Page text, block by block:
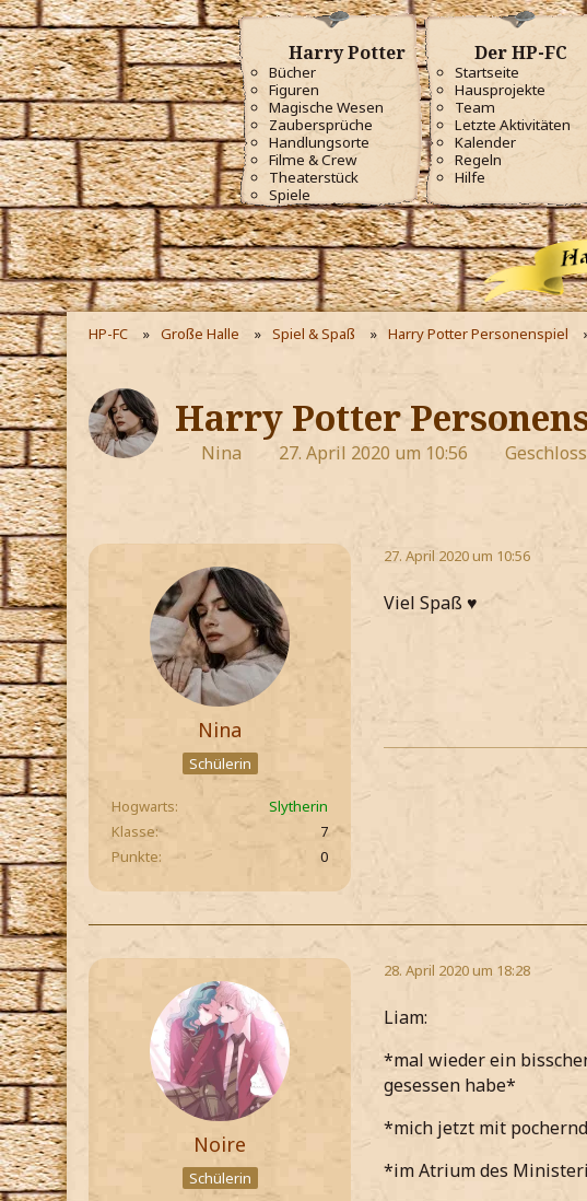
Harry Potter
Bücher
Figuren
Magische Wesen
Zaubersprüche
Handlungsorte
Filme & Crew
Theaterstück
Spiele
Der HP-FC
Startseite
Hausprojekte
Team
Letzte Aktivitäten
Kalender
Regeln
Hilfe
HP-FC Große Halle Spiel & Spaß Harry Potter Personenspiel
Harry Potter
Nina 27. April 2020 um 10:56
Nina
Schülerin
Hogwarts
Slytherin
Klasse
7
Punkte
0
27. April 2020 um 10:56
Viel Spaß ♥
Noire
Schülerin
28. April 2020 um 18:28
Liam:
*mal wieder ein
gesessen habe*
*mich jetzt mit
*im Atrium des